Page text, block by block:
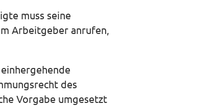
muss seine
Arbeitgeber anrufen,
des
Vorgabe umgesetzt